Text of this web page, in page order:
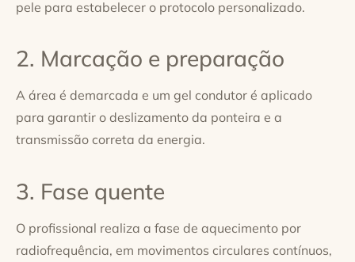
pele para estabelecer o protocolo personalizado.
2. Marcação e preparação
A área é demarcada e um gel condutor é aplicado
para garantir o deslizamento da ponteira e a
transmissão correta da energia.
3. Fase quente
O profissional realiza a fase de aquecimento por
radiofrequência, em movimentos circulares contínuos,